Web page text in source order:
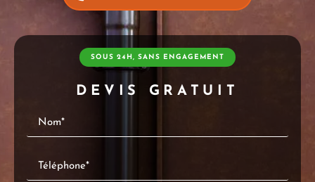
SOUS 24H, SANS ENGAGEMENT
DEVIS GRATUIT